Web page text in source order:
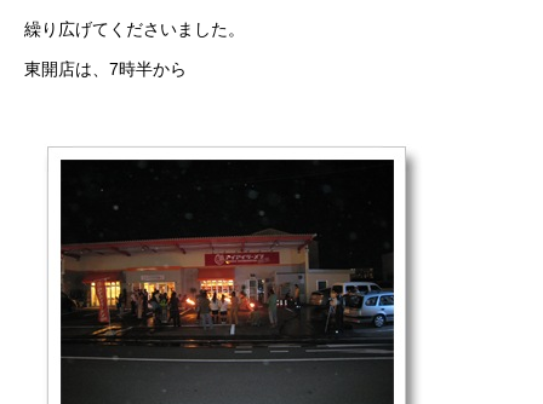
繰り広げてくださいました。
東開店は、7時半から